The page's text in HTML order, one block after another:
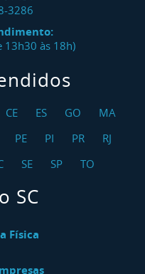
3286
13h30 às 18h)
CE ES GO
MA
PE PI PR
RJ
SE SP TO
SC
Física